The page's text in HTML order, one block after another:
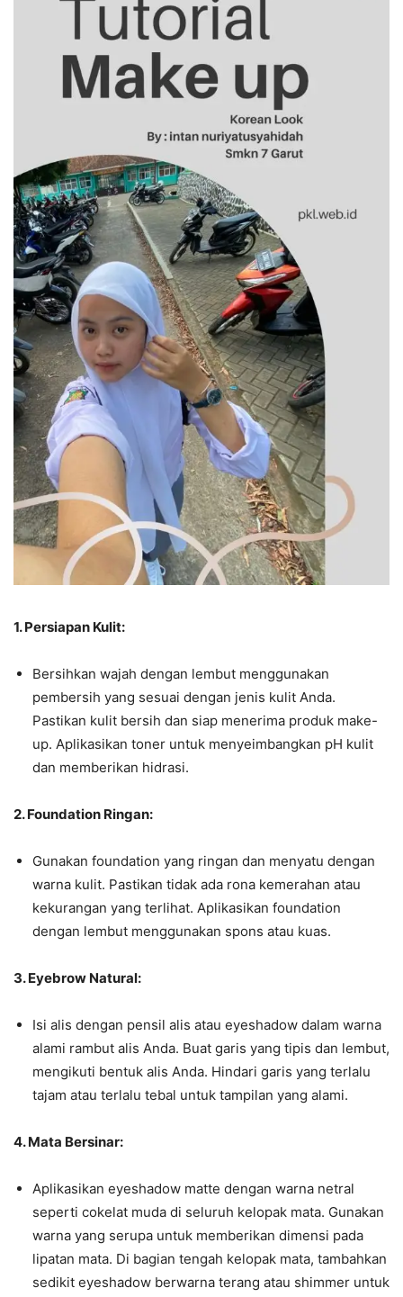
1. Persiapan Kulit:
Bersihkan wajah dengan lembut menggunakan
pembersih yang sesuai dengan jenis kulit Anda.
Pastikan kulit bersih dan siap menerima produk make-
up. Aplikasikan toner untuk menyeimbangkan pH kulit
dan memberikan hidrasi.
2. Foundation Ringan:
Gunakan foundation yang ringan dan menyatu dengan
warna kulit. Pastikan tidak ada rona kemerahan atau
kekurangan yang terlihat. Aplikasikan foundation
dengan lembut menggunakan spons atau kuas.
3. Eyebrow Natural:
Isi alis dengan pensil alis atau eyeshadow dalam warna
alami rambut alis Anda. Buat garis yang tipis dan lembut,
mengikuti bentuk alis Anda. Hindari garis yang terlalu
tajam atau terlalu tebal untuk tampilan yang alami.
4. Mata Bersinar:
Aplikasikan eyeshadow matte dengan warna netral
seperti cokelat muda di seluruh kelopak mata. Gunakan
warna yang serupa untuk memberikan dimensi pada
lipatan mata. Di bagian tengah kelopak mata, tambahkan
sedikit eyeshadow berwarna terang atau shimmer untuk